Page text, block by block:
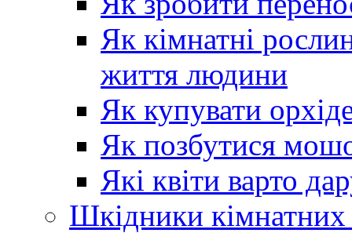
Як кімнатні
життя людини
Як купувати
Як позбутися
Які квіти варто
Шкідники